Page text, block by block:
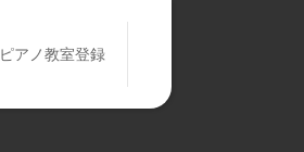
ピアノ教室登録